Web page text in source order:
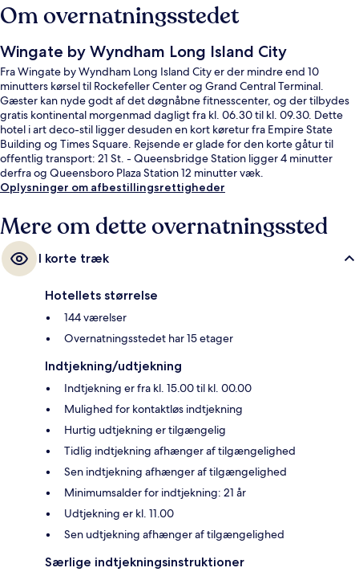
Om overnatningsstedet
Wingate by Wyndham Long Island City
Fra Wingate by Wyndham Long Island City er der mindre end 10
minutters kørsel til Rockefeller Center og Grand Central Terminal.
Gæster kan nyde godt af det døgnåbne fitnesscenter, og der tilbydes
gratis kontinental morgenmad dagligt fra kl. 06.30 til kl. 09.30. Dette
hotel i art deco-stil ligger desuden en kort køretur fra Empire State
Building og Times Square. Rejsende er glade for den korte gåtur til
offentlig transport: 21 St. - Queensbridge Station ligger 4 minutter
derfra og Queensboro Plaza Station 12 minutter væk.
Oplysninger om afbestillingsrettigheder
Mere om dette overnatningssted
I korte træk
Hotellets størrelse
144 værelser
Overnatningsstedet har 15 etager
Indtjekning/udtjekning
Indtjekning er fra kl. 15.00 til kl. 00.00
Mulighed for kontaktløs indtjekning
Hurtig udtjekning er tilgængelig
Tidlig indtjekning afhænger af tilgængelighed
Sen indtjekning afhænger af tilgængelighed
Minimumsalder for indtjekning: 21 år
Udtjekning er kl. 11.00
Sen udtjekning afhænger af tilgængelighed
Særlige indtjekningsinstruktioner